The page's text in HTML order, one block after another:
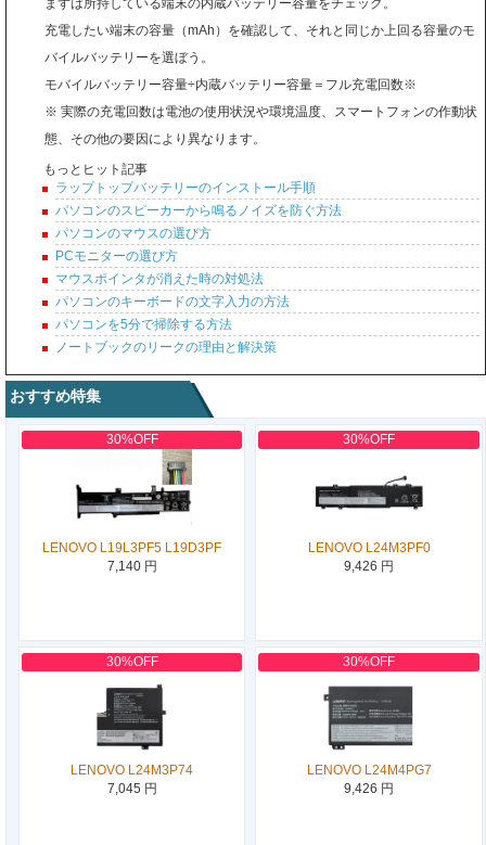
まずは所持している端末の内蔵バッテリー容量をチェック。
充電したい端末の容量（mAh）を確認して、それと同じか上回る容量のモ
バイルバッテリーを選ぼう。
モバイルバッテリー容量÷内蔵バッテリー容量＝フル充電回数※
※ 実際の充電回数は電池の使用状況や環境温度、スマートフォンの作動状
態、その他の要因により異なります。
もっとヒット記事
ラップトップバッテリーのインストール手順
パソコンのスピーカーから鳴るノイズを防ぐ方法
パソコンのマウスの選び方
PCモニターの選び方
マウスポインタが消えた時の対処法
パソコンのキーボードの文字入力の方法
パソコンを5分で掃除する方法
ノートブックのリークの理由と解決策
おすすめ特集
30%OFF
LENOVO L19L3PF5 L19D3PF
7,140 円
30%OFF
LENOVO L24M3PF0
9,426 円
30%OFF
LENOVO L24M3P74
7,045 円
30%OFF
LENOVO L24M4PG7
9,426 円